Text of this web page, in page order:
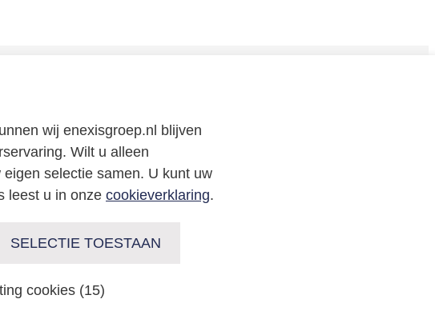
wij enexisgroep.nl blijven
Wilt u alleen
selectie samen. U kunt uw
leest u in onze cookieverklaring.
SELECTIE TOESTAAN
cookies (15)
Neemcontact
of volg ons via: